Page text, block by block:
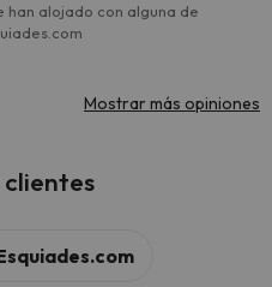
han alojado con alguna de
Mostrar más opiniones
clientes